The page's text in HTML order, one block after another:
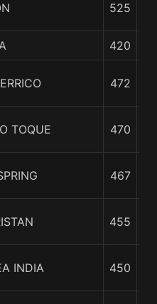
525
420
472
TOQUE 470
467
455
INDIA 450